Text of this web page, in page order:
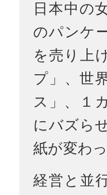
日本中の
のパンケ
を売り上
プ」、世
ス」、１
にバズら
紙が変わ
経営と並